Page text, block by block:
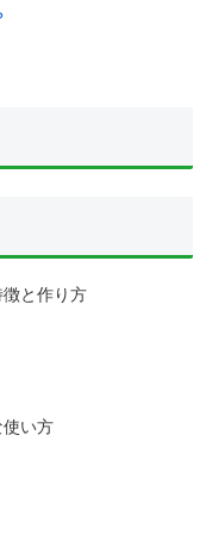
と作り方
い方